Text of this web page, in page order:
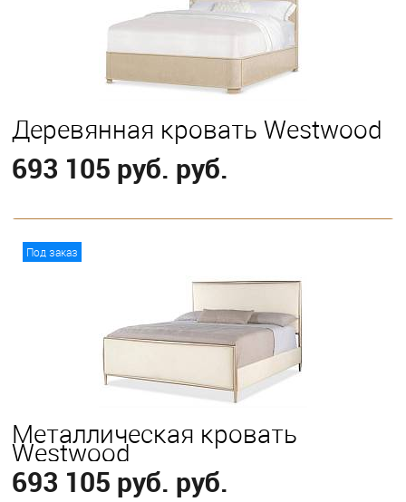
Queen
Деревянная кровать Westwood
693 105 руб. руб.
Eastern King Queen
Под заказ
Металлическая кровать
Westwood
693 105 руб. руб.